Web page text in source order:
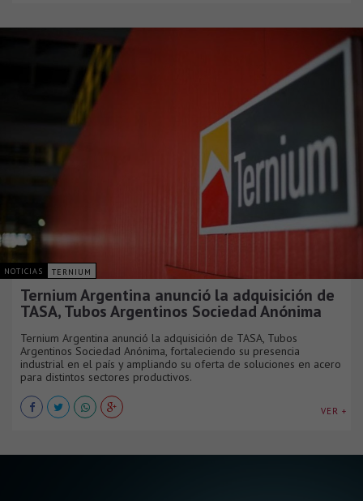
NOTICIAS TERNIUM
Ternium Argentina anunció la adquisición de
TASA, Tubos Argentinos Sociedad Anónima
Ternium Argentina anunció la adquisición de TASA, Tubos
Argentinos Sociedad Anónima, fortaleciendo su presencia
industrial en el país y ampliando su oferta de soluciones en acero
para distintos sectores productivos.
VER +